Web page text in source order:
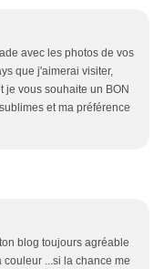
avec les photos de vos
que j'aimerai visiter,
je vous souhaite un BON
et ma préférence
blog toujours agréable
couleur ...si la chance me